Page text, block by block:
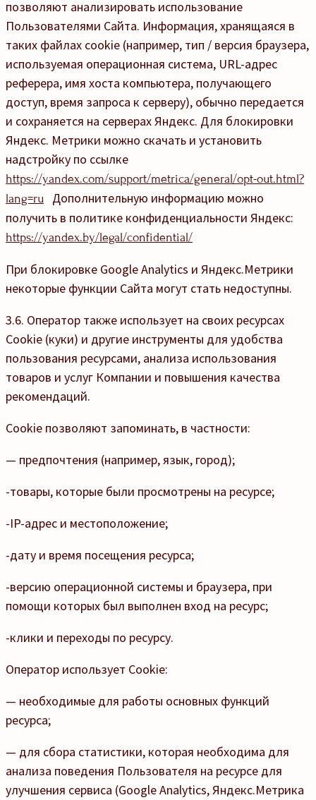
позволяют анализировать использование
Пользователями Сайта. Информация, хранящаяся в
таких файлах cookie (например, тип / версия браузера,
используемая операционная система, URL-адрес
реферера, имя хоста компьютера, получающего
доступ, время запроса к серверу), обычно передается
и сохраняется на серверах Яндекс. Для блокировки
Яндекс. Метрики можно скачать и установить
надстройку по ссылке
https://yandex.com/support/metrica/general/opt-out.html?
lang=ru Дополнительную информацию можно
получить в политике конфиденциальности Яндекс:
https://yandex.by/legal/confidential/
При блокировке Google Analytics и Яндекс.Метрики
некоторые функции Сайта могут стать недоступны.
3.6. Оператор также использует на своих ресурсах
Cookie (куки) и другие инструменты для удобства
пользования ресурсами, анализа использования
товаров и услуг Компании и повышения качества
рекомендаций.
Cookie позволяют запоминать, в частности:
— предпочтения (например, язык, город);
-товары, которые были просмотрены на ресурсе;
-IP-адрес и местоположение;
-дату и время посещения ресурса;
-версию операционной системы и браузера, при
помощи которых был выполнен вход на ресурс;
-клики и переходы по ресурсу.
Оператор использует Cookie:
— необходимые для работы основных функций
ресурса;
— для сбора статистики, которая необходима для
анализа поведения Пользователя на ресурсе для
улучшения сервиса (Google Analytics, Яндекс.Метрика